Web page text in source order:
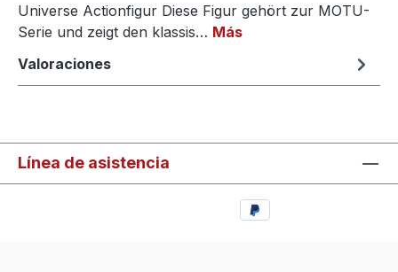
Universe Actionfigur Diese Figur gehört zur MOTU-
Serie und zeigt den klassis… Más
Valoraciones
Línea de asistencia